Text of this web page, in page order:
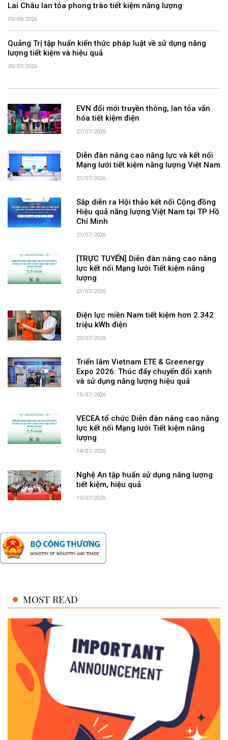
Lai Châu lan tỏa phong trào tiết kiệm năng lượng
03/08/2026
Quảng Trị tập huấn kiến thức pháp luật về sử dụng năng
lượng tiết kiệm và hiệu quả
30/07/2026
EVN đổi mới truyền thông, lan tỏa văn
hóa tiết kiệm điện
27/07/2026
Diễn đàn nâng cao năng lực và kết nối
Mạng lưới tiết kiệm năng lượng Việt Nam
21/07/2026
Sắp diễn ra Hội thảo kết nối Cộng đồng
Hiệu quả năng lượng Việt Nam tại TP Hồ
Chí Minh
21/07/2026
[TRỰC TUYẾN] Diễn đàn nâng cao năng
lực kết nối Mạng lưới Tiết kiệm năng
lượng
21/07/2026
Điện lực miền Nam tiết kiệm hơn 2.342
triệu kWh điện
20/07/2026
Triển lãm Vietnam ETE & Greenergy
Expo 2026: Thúc đẩy chuyển đổi xanh
và sử dụng năng lượng hiệu quả
15/07/2026
VECEA tổ chức Diễn đàn nâng cao năng
lực kết nối Mạng lưới Tiết kiệm năng
lượng
14/07/2026
Nghệ An tập huấn sử dụng năng lượng
tiết kiệm, hiệu quả
10/07/2026
MOST READ